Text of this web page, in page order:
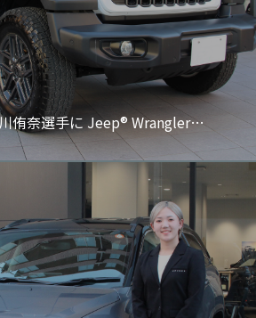
侑奈選手に Jeep® Wrangler…